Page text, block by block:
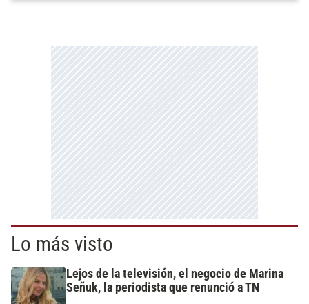
Lo más visto
Lejos de la televisión, el negocio de Marina
Señuk, la periodista que renunció a TN